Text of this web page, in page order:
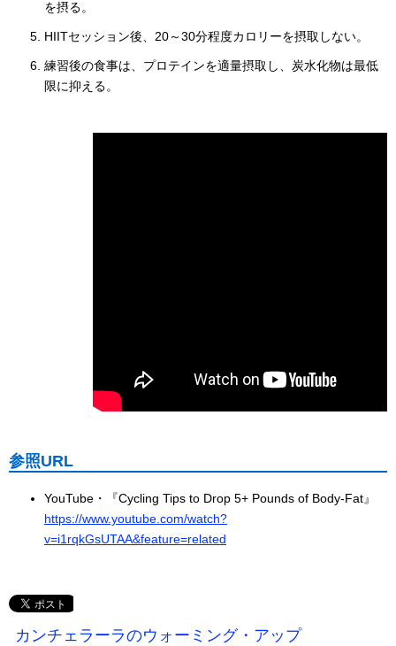
を摂る。
HIITセッション後、20～30分程度カロリーを摂取しない。
練習後の食事は、プロテインを適量摂取し、炭水化物は最低
限に抑える。
参照URL
YouTube・『Cycling Tips to Drop 5+ Pounds of Body-Fat』
https://www.youtube.com/watch?
v=i1rqkGsUTAA&feature=related
カンチェラーラのウォーミング・アップ